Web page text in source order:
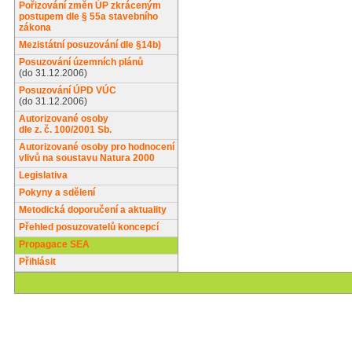
Pořizování změn ÚP zkráceným
postupem dle § 55a stavebního
zákona
Mezistátní posuzování dle §14b)
Posuzování územních plánů
(do 31.12.2006)
Posuzování ÚPD VÚC
(do 31.12.2006)
Autorizované osoby
dle z. č. 100/2001 Sb.
Autorizované osoby pro hodnocení
vlivů na soustavu Natura 2000
Legislativa
Pokyny a sdělení
Metodická doporučení a aktuality
Přehled posuzovatelů koncepcí
Propagace SEA
Přihlásit